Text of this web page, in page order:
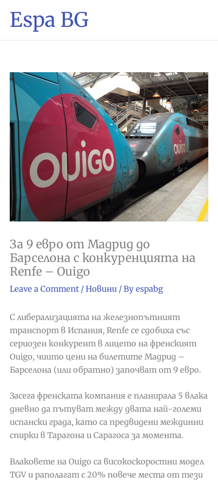
Espa BG
За 9 евро от Мадрид до
Барселона с конкуренцията на
Renfe – Ouigo
Leave a Comment / Новини / By espabg
С либерализацията на железнопътният
транспорт в Испания, Renfe се сдобиха със
сериозен конкурент в лицето на френският
Ouigo, чиито цени на билетите Мадрид –
Барселона (или обратно) започват от 9 евро.
Засега френската компания е планирала 5 влака
дневно да пътуват между двата най-големи
испански града, като са предвидени междинни
спирки в Тарагона и Сарагоса за момента.
Влаковете на Ouigo са високоскоростни модел
TGV и раполагат с 20% повече места от тези